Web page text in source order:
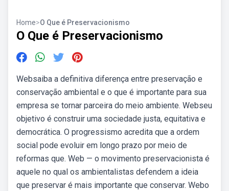
Home>O Que é Preservacionismo
O Que é Preservacionismo
Websaiba a definitiva diferença entre preservação e
conservação ambiental e o que é importante para sua
empresa se tornar parceira do meio ambiente. Webseu
objetivo é construir uma sociedade justa, equitativa e
democrática. O progressismo acredita que a ordem
social pode evoluir em longo prazo por meio de
reformas que. Web — o movimento preservacionista é
aquele no qual os ambientalistas defendem a ideia
que preservar é mais importante que conservar. Webo